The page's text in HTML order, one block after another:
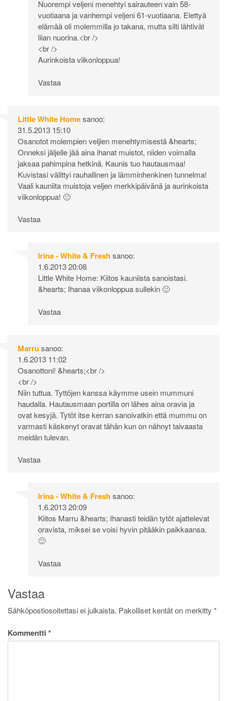
Nuorempi veljeni menehtyi sairauteen vain 58-
vuotiaana ja vanhempi veljeni 61-vuotiaana. Elettyä
elämää oli molemmilla jo takana, mutta silti lähtivät
liian nuorina.<br />
<br />
Aurinkoista viikonloppua!
Vastaa
Little White Homesanoo:
31.5.2013 15:10
Osanotot molempien veljien menehtymisestä &hearts;
Onneksi jäljelle jää aina ihanat muistot, niiden voimalla
jaksaa pahimpina hetkinä. Kaunis tuo hautausmaa!
Kuvistasi välittyi rauhallinen ja lämminhenkinen tunnelma!
Vaali kauniita muistoja veljen merkkipäivänä ja aurinkoista
viikonloppua! 🙂
Vastaa
Irina - White & Freshsanoo:
1.6.2013 20:08
Little White Home: Kiitos kauniista sanoistasi.
&hearts; Ihanaa viikonloppua sullekin 🙂
Vastaa
Marrusanoo:
1.6.2013 11:02
Osanottoni! &hearts;<br />
<br />
Niin tuttua. Tyttöjen kanssa käymme usein mummuni
haudalla. Hautausmaan portilla on lähes aina oravia ja
ovat kesyjä. Tytöt itse kerran sanoivatkin että mummu on
varmasti käskenyt oravat tähän kun on nähnyt taivaasta
meidän tulevan.
Vastaa
Irina - White & Freshsanoo:
1.6.2013 20:09
Kiitos Marru &hearts; Ihanasti teidän tytöt ajattelevat
oravista, miksei se voisi hyvin pitääkin paikkaansa.
🙂
Vastaa
Vastaa
Sähköpostiosoitettasi ei julkaista. Pakolliset kentät on merkitty *
Kommentti *